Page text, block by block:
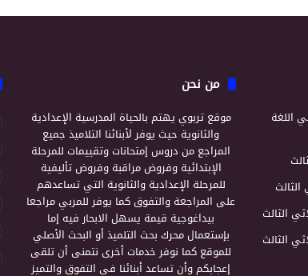
اللغة
الثالث
الثالث
الثالث
من نحن
موقع تربوي يهتم بالحياة المدرسية الإعدادية
والثانوية حيث يوفر لأبنائنا التلاميذ جميع
المراجع من دروس إمتحانات وتقييمات للمرحلة
الإبتدائية وفروض مراقبة وفروض تأليفية
للمرحلة الإعدادية والثانوية التي تساعدهم
على المراجعة والتفوق كما يوفر للمربي مراجعا
بيداغوجية قيمة يسهل الابحار فيه إما
بإستعمال محرك بحث التلميذ أو البحث الأصلي
للموقع كما نوفر خدمات أخرى نتمنى أن تلقى
إعجابكم وأن تساعد أبنائنا في التفوق والتميز